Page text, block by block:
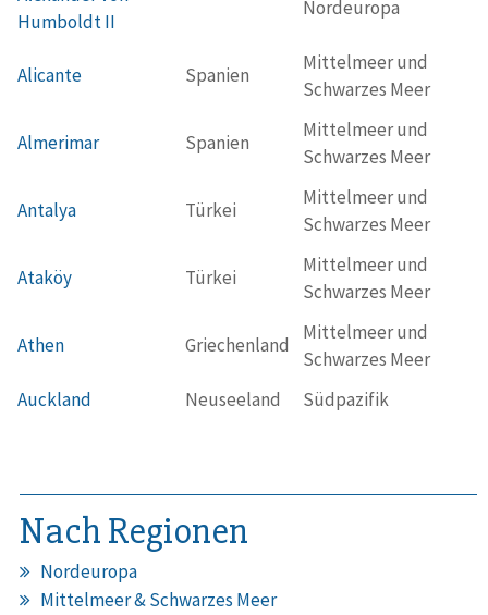
Humboldt II
Nordeuropa
Alicante Spanien
Mittelmeer und
Schwarzes Meer
Almerimar Spanien
Mittelmeer und
Schwarzes Meer
Antalya Türkei
Mittelmeer und
Schwarzes Meer
Ataköy Türkei
Mittelmeer und
Schwarzes Meer
Athen Griechenland
Mittelmeer und
Schwarzes Meer
Auckland
Neuseeland Südpazifik
Nach Regionen
Nordeuropa
Mittelmeer & Schwarzes Meer